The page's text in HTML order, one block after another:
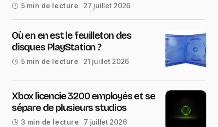
5 min de lecture 27 juillet 2026
Où en en est le feuilleton des
disques PlayStation ?
5 min de lecture 21 juillet 2026
Xbox licencie 3200 employés et se
sépare de plusieurs studios
3 min de lecture 7 juillet 2026